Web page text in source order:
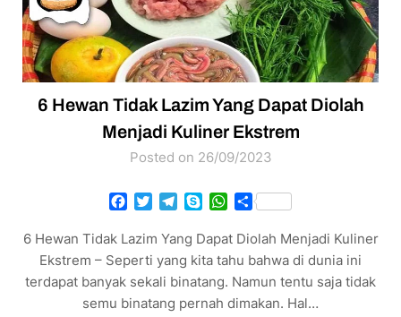
6 Hewan Tidak Lazim Yang Dapat Diolah
Menjadi Kuliner Ekstrem
Posted on 26/09/2023
Facebook
TwitterTelegram
SkypeWhatsApp
Share
6 Hewan Tidak Lazim Yang Dapat Diolah Menjadi Kuliner
Ekstrem – Seperti yang kita tahu bahwa di dunia ini
terdapat banyak sekali binatang. Namun tentu saja tidak
semu binatang pernah dimakan. Hal…